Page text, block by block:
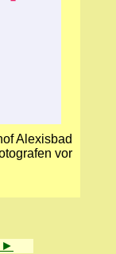
Alexisbad
vor